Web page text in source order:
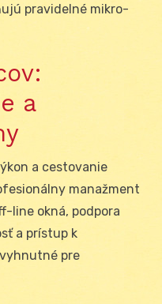
pravidelné mikro-
a
a cestovanie
manažment
line okná, podpora
a prístup k
pre